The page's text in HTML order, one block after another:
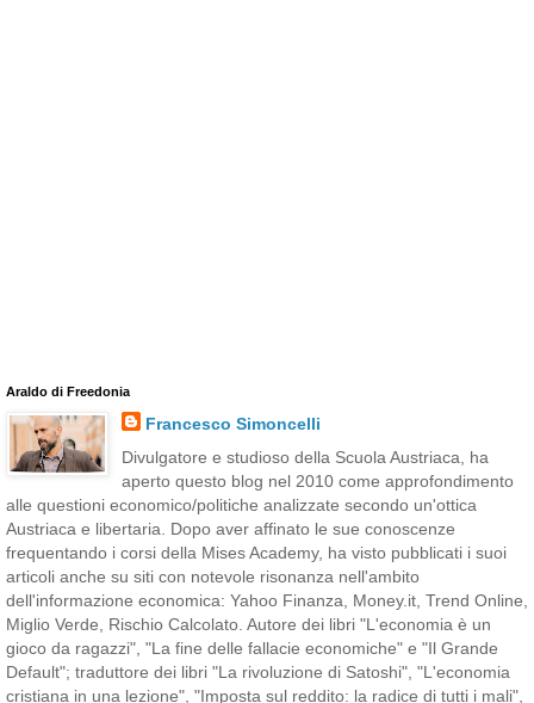
Araldo di Freedonia
Francesco Simoncelli
Divulgatore e studioso della Scuola Austriaca, ha
aperto questo blog nel 2010 come approfondimento
alle questioni economico/politiche analizzate secondo un'ottica
Austriaca e libertaria. Dopo aver affinato le sue conoscenze
frequentando i corsi della Mises Academy, ha visto pubblicati i suoi
articoli anche su siti con notevole risonanza nell'ambito
dell'informazione economica: Yahoo Finanza, Money.it, Trend Online,
Miglio Verde, Rischio Calcolato. Autore dei libri "L'economia è un
gioco da ragazzi", "La fine delle fallacie economiche" e "Il Grande
Default"; traduttore dei libri "La rivoluzione di Satoshi", "L'economia
cristiana in una lezione", "Imposta sul reddito: la radice di tutti i mali",